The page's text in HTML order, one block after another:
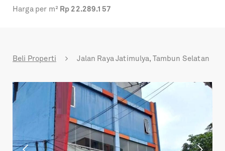
Harga per m² Rp 22.289.157
Beli Properti Jalan Raya Jatimulya, Tambun Selatan
Previous Next